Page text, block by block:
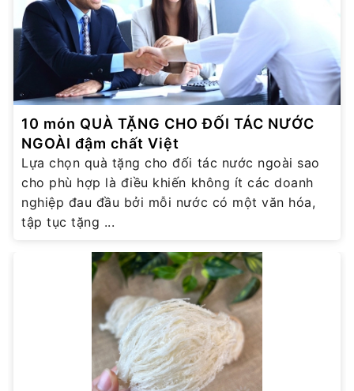
10 món QUÀ TẶNG CHO ĐỐI TÁC NƯỚC
NGOÀI đậm chất Việt
Lựa chọn quà tặng cho đối tác nước ngoài sao
cho phù hợp là điều khiến không ít các doanh
nghiệp đau đầu bởi mỗi nước có một văn hóa,
tập tục tặng ...